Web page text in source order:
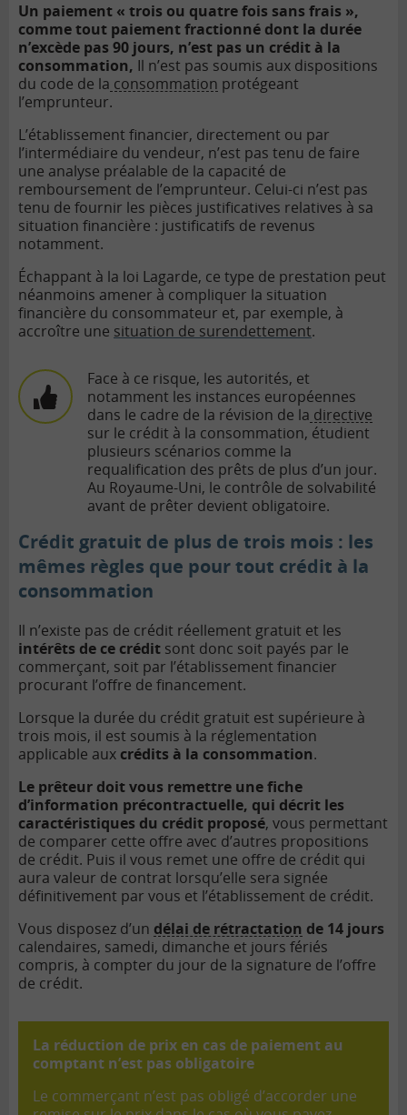
Un paiement « trois ou quatre fois sans frais »,
comme tout paiement fractionné dont la durée
n’excède pas 90 jours, n’est pas un crédit à la
consommation, Il n’est pas soumis aux dispositions
du code de la consommation protégeant
l’emprunteur.
L’établissement financier, directement ou par
l’intermédiaire du vendeur, n’est pas tenu de faire
une analyse préalable de la capacité de
remboursement de l’emprunteur. Celui-ci n’est pas
tenu de fournir les pièces justificatives relatives à sa
situation financière : justificatifs de revenus
notamment.
Échappant à la loi Lagarde, ce type de prestation peut
néanmoins amener à compliquer la situation
financière du consommateur et, par exemple, à
accroître une situation de surendettement.
Face à ce risque, les autorités, et
notamment les instances européennes
dans le cadre de la révision de la directive
sur le crédit à la consommation, étudient
plusieurs scénarios comme la
requalification des prêts de plus d’un jour.
Au Royaume-Uni, le contrôle de solvabilité
avant de prêter devient obligatoire.
Crédit gratuit de plus de trois mois : les
mêmes règles que pour tout crédit à la
consommation
Il n’existe pas de crédit réellement gratuit et les
intérêts de ce crédit sont donc soit payés par le
commerçant, soit par l’établissement financier
procurant l’offre de financement.
Lorsque la durée du crédit gratuit est supérieure à
trois mois, il est soumis à la réglementation
applicable aux crédits à la consommation.
Le prêteur doit vous remettre une fiche
d’information précontractuelle, qui décrit les
caractéristiques du crédit proposé, vous permettant
de comparer cette offre avec d’autres propositions
de crédit. Puis il vous remet une offre de crédit qui
aura valeur de contrat lorsqu’elle sera signée
définitivement par vous et l’établissement de crédit.
Vous disposez d’un délai de rétractation de 14 jours
calendaires, samedi, dimanche et jours fériés
compris, à compter du jour de la signature de l’offre
de crédit.
La réduction de prix en cas de paiement au
comptant n’est pas obligatoire
Le commerçant n’est pas obligé d’accorder une